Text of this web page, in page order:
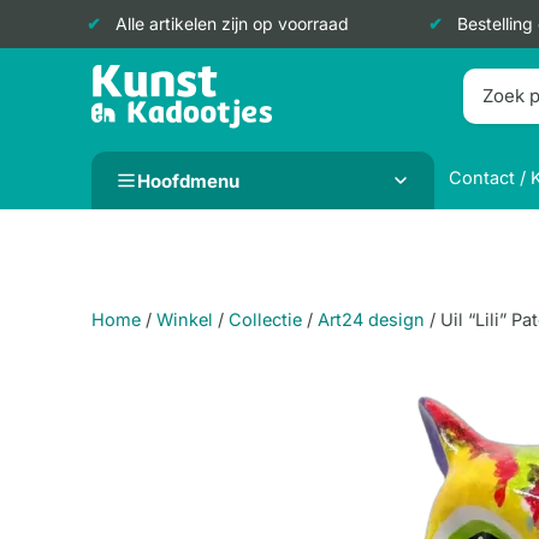
Alle artikelen zijn op voorraad
Doorgaan
Hoofdmenu Contact /
Home / Winkel / Collectie / Art24 design / Uil “Lili”